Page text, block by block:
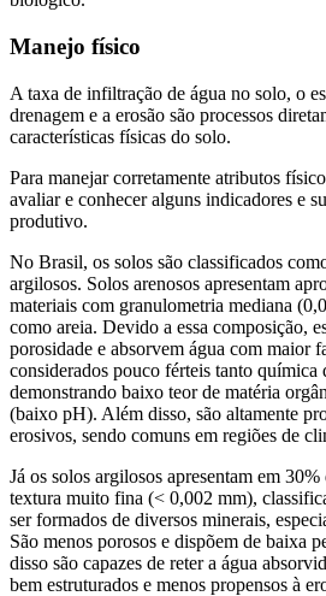
Manejo físico
A taxa de infiltração de água no solo, o
drenagem e a erosão são processos
características físicas do solo.
Para manejar corretamente atributos
avaliar e conhecer alguns indicadores e
produtivo.
No Brasil, os solos são classificados
argilosos. Solos arenosos apresentam
materiais com granulometria mediana
como areia. Devido a essa composição,
porosidade e absorvem água com maior
considerados pouco férteis tanto química
demonstrando baixo teor de matéria
(baixo pH). Além disso, são altamente
erosivos, sendo comuns em regiões de
Já os solos argilosos apresentam em
textura muito fina (< 0,002 mm),
ser formados de diversos minerais,
São menos porosos e dispõem de baixa
disso são capazes de reter a água
bem estruturados e menos propensos à